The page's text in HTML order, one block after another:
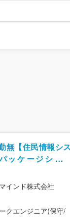
無【住民情報シス
ッケージシステ
用・保守】健康経
人／福利厚生◎／
インド株式会社
クエンジニア(保守/